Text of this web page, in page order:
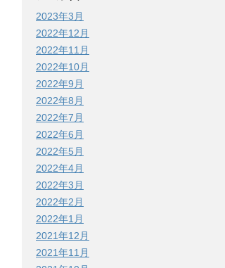
2023年3月
2022年12月
2022年11月
2022年10月
2022年9月
2022年8月
2022年7月
2022年6月
2022年5月
2022年4月
2022年3月
2022年2月
2022年1月
2021年12月
2021年11月